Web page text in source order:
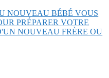
NOUVEAU BÉBÉ VOUS
PRÉPARER VOTRE
NOUVEAU FRÈRE OU